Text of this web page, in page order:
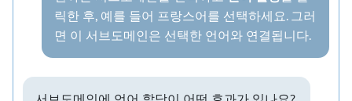
릭한 후, 예를 들어 프랑스어를 선택하세요. 그러
면 이 서브도메인은 선택한 언어와 연결됩니다.